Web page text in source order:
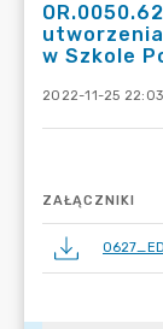
w Szkole
2022-11-25 22:03
ZAŁĄCZNIKI